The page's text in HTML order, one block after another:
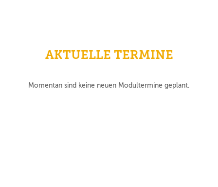
AKTUELLE TERMINE
Momentan sind keine neuen Modultermine geplant.